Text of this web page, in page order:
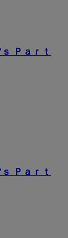
Ｐａｒｔ
Ｐａｒｔ